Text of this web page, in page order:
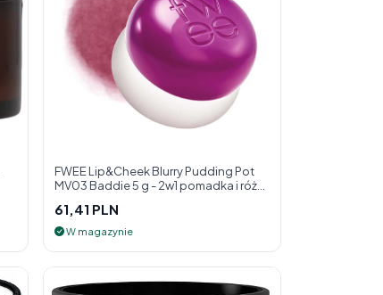
FWEE Lip&Cheek Blurry Pudding Pot
MV03 Baddie 5 g - 2w1 pomadka i róż
61,41 PLN
W magazynie